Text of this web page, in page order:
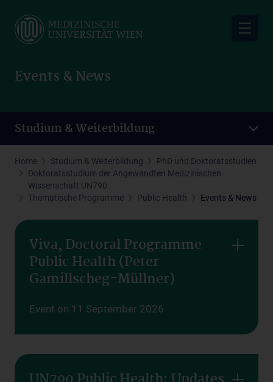
main
Events & News
Studium & Weiterbildung
Home Studium & Weiterbildung
PhD und Doktoratsstudien
Doktoratsstudium der Angewandten Medizinischen
Wissenschaft UN790
Thematische Programme
Public Health Events & News
Viva, Doctoral Programme
Public Health (Peter
Gamillscheg-Müllner)
Event on 11 September 2026